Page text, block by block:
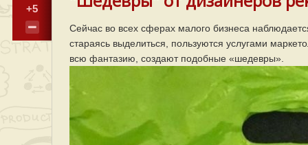
+5
Сейчас во всех сферах малого бизнеса
стараясь выделиться, пользуются услугами
всю фантазию, создают подобные «шедевры».